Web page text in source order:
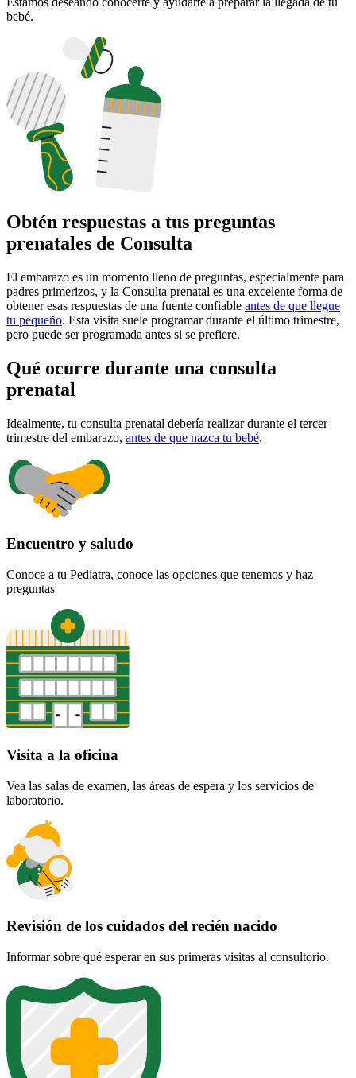
bebé.
Obtén respuestas a tus preguntas
prenatales de Consulta
El embarazo es un momento lleno de preguntas, especialmente para
padres primerizos, y la Consulta prenatal es una excelente forma de
obtener esas respuestas de una fuente confiable antes de que llegue
tu pequeño. Esta visita suele programar durante el último trimestre,
pero puede ser programada antes si se prefiere.
Qué ocurre durante una consulta
prenatal
Idealmente, tu consulta prenatal debería realizar durante el tercer
trimestre del embarazo, antes de que nazca tu bebé.
Encuentro y saludo
Conoce a tu Pediatra, conoce las opciones que tenemos y haz
preguntas
Visita a la oficina
Vea las salas de examen, las áreas de espera y los servicios de
laboratorio.
Revisión de los cuidados del recién nacido
Informar sobre qué esperar en sus primeras visitas al consultorio.